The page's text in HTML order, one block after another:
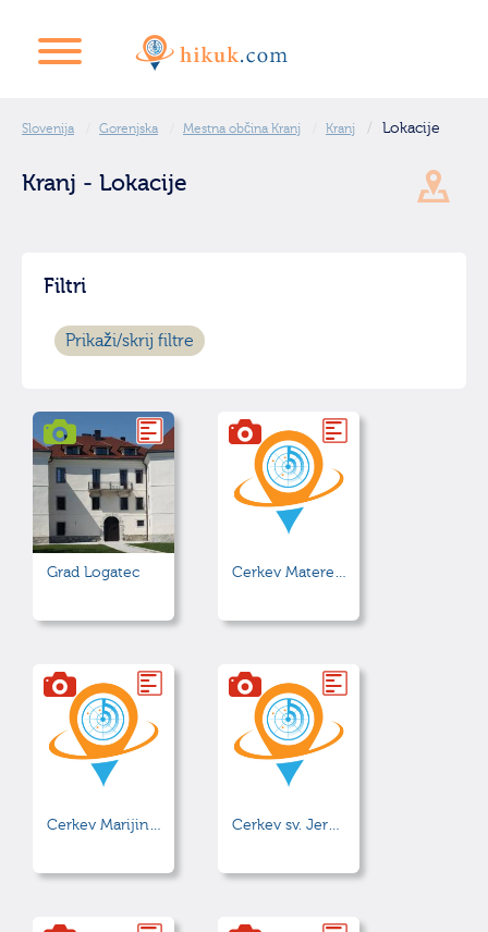
Slovenija Gorenjska Mestna občina Kranj Kranj Lokacije
Kranj - Lokacije
Filtri
Prikaži/skrij filtre
Grad Logatec Cerkev Matere božje rožnovenske
Cerkev Marijinega vnebovzetja Cerkev sv. Jerneja